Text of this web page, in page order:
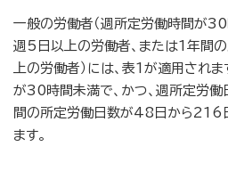
一般の労働者（週所定労働時間が
週5日以上の労働者、または1年間
上の労働者）には、表1が適用され
が30時間未満で、かつ、週所定労
間の所定労働日数が48日から216
ます。